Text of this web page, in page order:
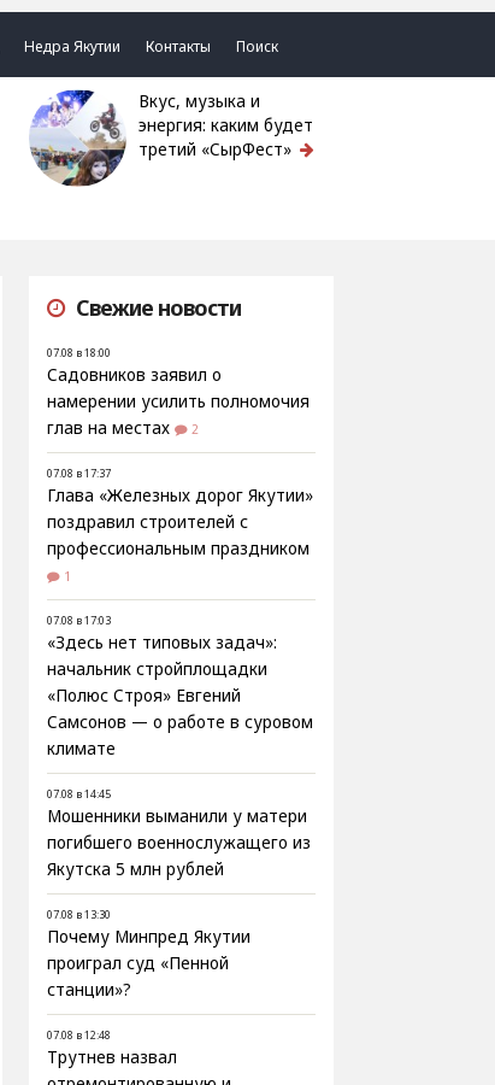
Недра Якутии Контакты Поиск
Вкус, музыка и
энергия: каким будет
третий «СырФест»
Свежие новости
07.08 в 18:00
Садовников заявил о
намерении усилить полномочия
глав на местах
2
07.08 в 17:37
Глава «Железных дорог Якутии»
поздравил строителей с
профессиональным праздником
1
07.08 в 17:03
«Здесь нет типовых задач»:
начальник стройплощадки
«Полюс Строя» Евгений
Самсонов — о работе в суровом
климате
07.08 в 14:45
Мошенники выманили у матери
погибшего военнослужащего из
Якутска 5 млн рублей
07.08 в 13:30
Почему Минпред Якутии
проиграл суд «Пенной
станции»?
07.08 в 12:48
Трутнев назвал